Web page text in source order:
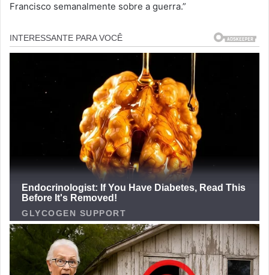
Francisco semanalmente sobre a guerra.”